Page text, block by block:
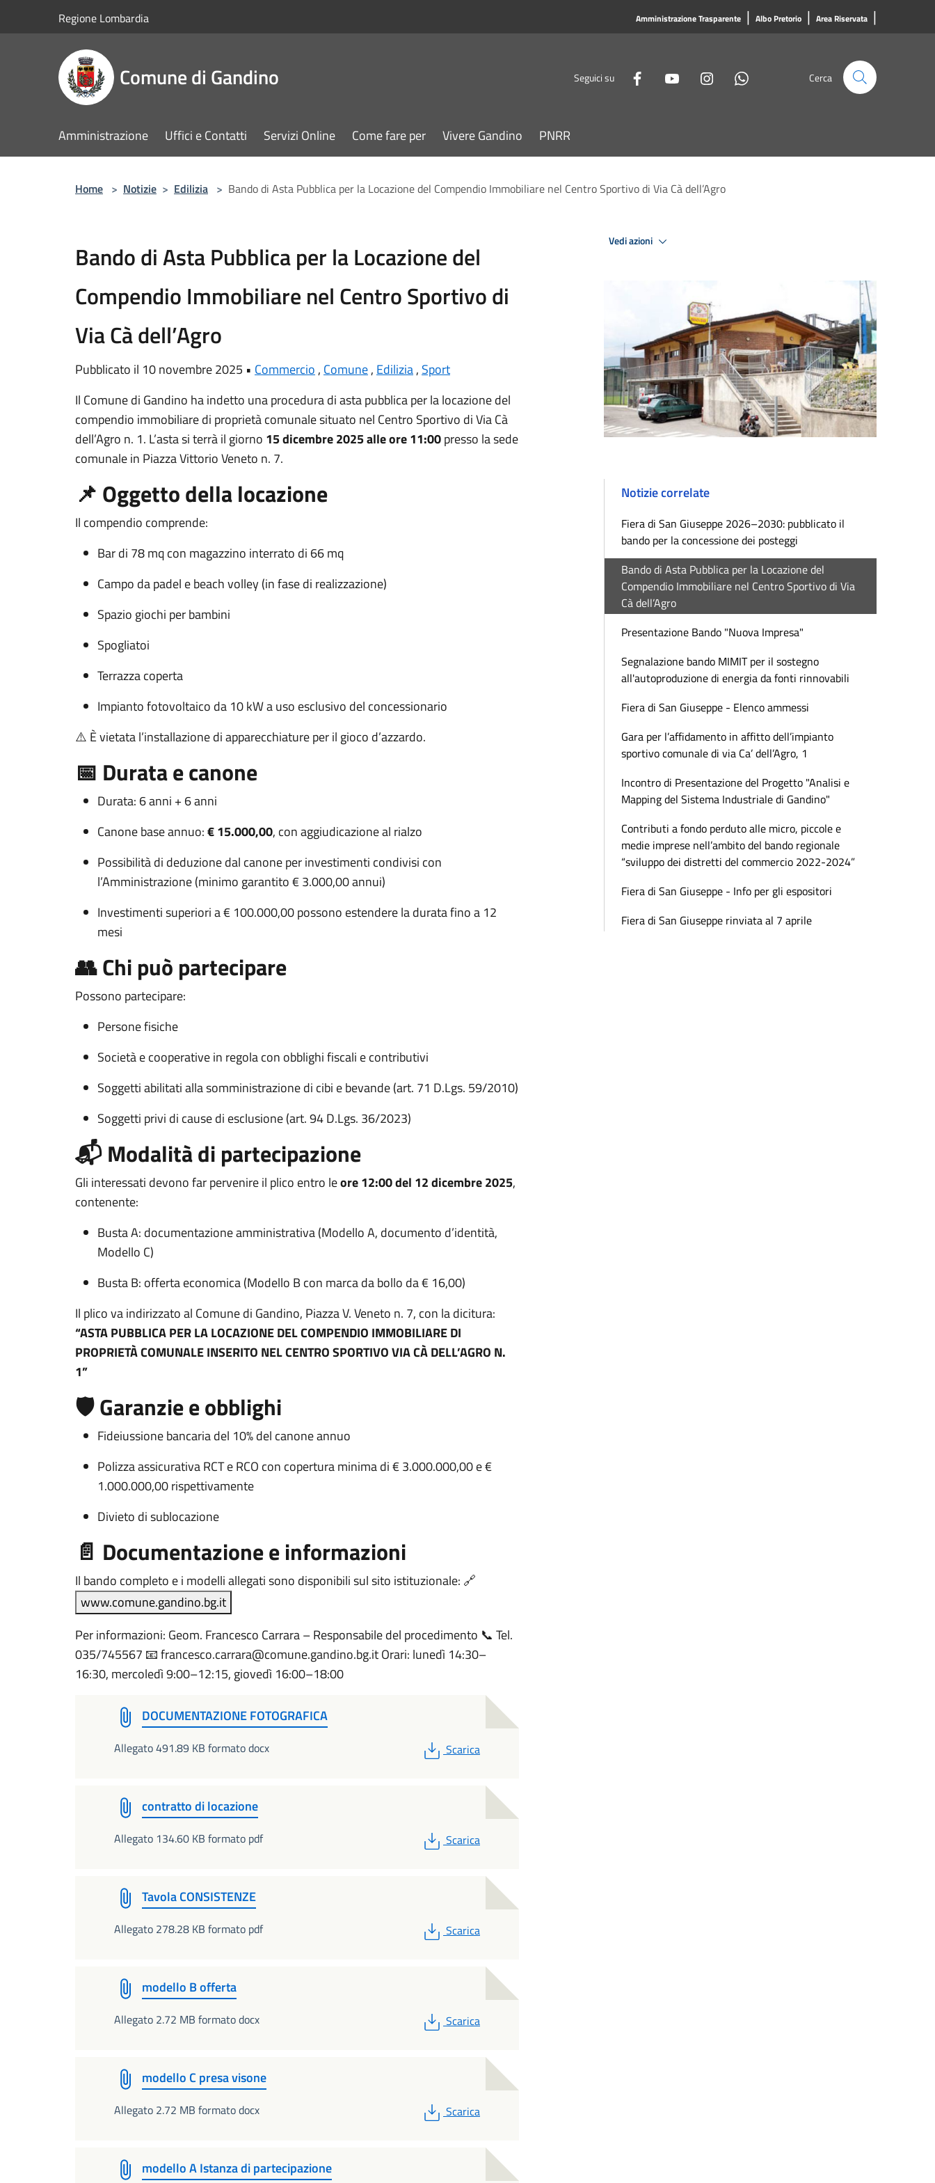
Regione Lombardia Amministrazione Trasparente | Albo Pretorio | Area Riservata |
Comune di Gandino Seguici su Cerca
Amministrazione Uffici e Contatti Servizi Online Come fare per Vivere Gandino PNRR
Home > Notizie > Edilizia > Bando di Asta Pubblica per la Locazione del Compendio Immobiliare nel Centro Sportivo di Via Cà dell’Agro
Bando di Asta Pubblica per la Locazione del
Compendio Immobiliare nel Centro Sportivo di
Via Cà dell’Agro
Pubblicato il 10 novembre 2025 • Commercio , Comune, Edilizia, Sport
Il Comune di Gandino ha indetto una procedura di asta pubblica per la locazione del
compendio immobiliare di proprietà comunale situato nel Centro Sportivo di Via Cà
dell’Agro n. 1. L’asta si terrà il giorno 15 dicembre 2025 alle ore 11:00presso la sede
comunale in Piazza Vittorio Veneto n. 7.
📌 Oggetto della locazione
Il compendio comprende:
Bar di 78 mq con magazzino interrato di 66 mq
Campo da padel e beach volley (in fase di realizzazione)
Spazio giochi per bambini
Spogliatoi
Terrazza coperta
Impianto fotovoltaico da 10 kW a uso esclusivo del concessionario
⚠️ È vietata l’installazione di apparecchiature per il gioco d’azzardo.
📅 Durata e canone
Durata: 6 anni + 6 anni
Canone base annuo:€ 15.000,00, con aggiudicazione al rialzo
Possibilità di deduzione dal canone per investimenti condivisi con
l’Amministrazione (minimo garantito € 3.000,00 annui)
Investimenti superiori a € 100.000,00 possono estendere la durata fino a 12
mesi
👥 Chi può partecipare
Possono partecipare:
Persone fisiche
Società e cooperative in regola con obblighi fiscali e contributivi
Soggetti abilitati alla somministrazione di cibi e bevande (art. 71 D.Lgs. 59/2010)
Soggetti privi di cause di esclusione (art. 94 D.Lgs. 36/2023)
📬 Modalità di partecipazione
Gli interessati devono far pervenire il plico entro leore 12:00 del 12 dicembre 2025,
contenente:
Busta A: documentazione amministrativa (Modello A, documento d’identità,
Modello C)
Busta B: offerta economica (Modello B con marca da bollo da € 16,00)
Il plico va indirizzato al Comune di Gandino, Piazza V. Veneto n. 7, con la dicitura:
“ASTA PUBBLICA PER LA LOCAZIONE DEL COMPENDIO IMMOBILIARE DI
PROPRIETÀ COMUNALE INSERITO NEL CENTRO SPORTIVO VIA CÀ DELL’AGRO N.
1”
🛡️ Garanzie e obblighi
Fideiussione bancaria del 10% del canone annuo
Polizza assicurativa RCT e RCO con copertura minima di € 3.000.000,00 e €
1.000.000,00 rispettivamente
Divieto di sublocazione
📄 Documentazione e informazioni
Il bando completo e i modelli allegati sono disponibili sul sito istituzionale: 🔗
www.comune.gandino.bg.it
Per informazioni: Geom. Francesco Carrara – Responsabile del procedimento 📞 Tel.
035/745567 📧 francesco.carrara@comune.gandino.bg.it Orari: lunedì 14:30–
16:30, mercoledì 9:00–12:15, giovedì 16:00–18:00
DOCUMENTAZIONE FOTOGRAFICA
Allegato 491.89 KB formato docx PDF
Scarica
contratto di locazione
Allegato 134.60 KB formato pdf PDF
Scarica
Tavola CONSISTENZE
Allegato 278.28 KB formato pdf PDF
Scarica
modello B offerta
Allegato 2.72 MB formato docx PDF
Scarica
modello C presa visone
Allegato 2.72 MB formato docx PDF
Scarica
modello A Istanza di partecipazione
Vedi azioni
Notizie correlate
Fiera di San Giuseppe 2026–2030: pubblicato il
bando per la concessione dei posteggi
Bando di Asta Pubblica per la Locazione del
Compendio Immobiliare nel Centro Sportivo di Via
Cà dell’Agro
Presentazione Bando "Nuova Impresa"
Segnalazione bando MIMIT per il sostegno
all'autoproduzione di energia da fonti rinnovabili
Fiera di San Giuseppe - Elenco ammessi
Gara per l’affidamento in affitto dell’impianto
sportivo comunale di via Ca’ dell’Agro, 1
Incontro di Presentazione del Progetto "Analisi e
Mapping del Sistema Industriale di Gandino"
Contributi a fondo perduto alle micro, piccole e
medie imprese nell’ambito del bando regionale
“sviluppo dei distretti del commercio 2022-2024”
Fiera di San Giuseppe - Info per gli espositori
Fiera di San Giuseppe rinviata al 7 aprile